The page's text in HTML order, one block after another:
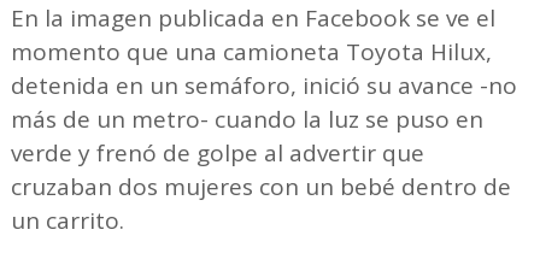
En la imagen publicada en Facebook se ve el
momento que una camioneta Toyota Hilux,
detenida en un semáforo, inició su avance -no
más de un metro- cuando la luz se puso en
verde y frenó de golpe al advertir que
cruzaban dos mujeres con un bebé dentro de
un carrito.